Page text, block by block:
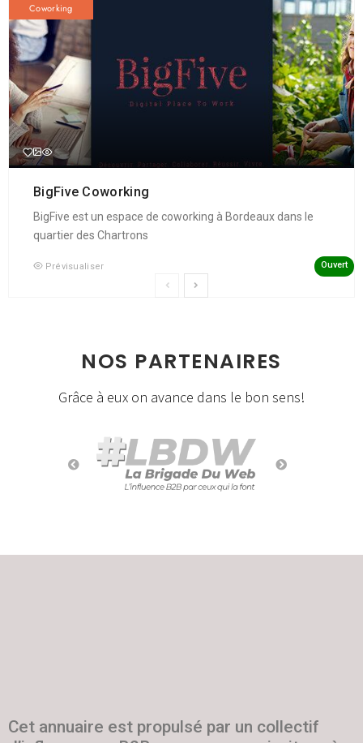
Coworking
BigFive Coworking
BigFive est un espace de coworking à Bordeaux dans le
quartier des Chartrons
Prévisualiser Ouvert
NOS PARTENAIRES
Grâce à eux on avance dans le bon sens!
Cet annuaire est propulsé par un collectif